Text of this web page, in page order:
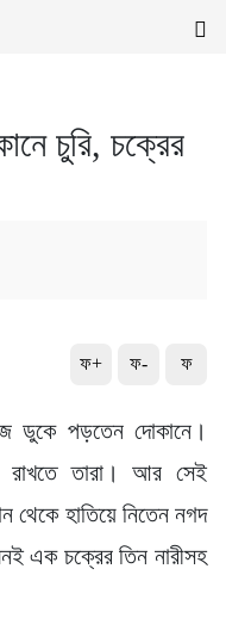
চুরি, চক্রের
ফ+ ফ- ফ
ডুকে পড়তেন দোকানে।
রাখতে তারা। আর সেই
থেকে হাতিয়ে নিতেন নগদ
এক চক্রের তিন নারীসহ